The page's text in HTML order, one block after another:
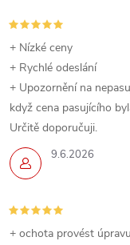
ý
p
i
s
u
9.6.2026
+ Nízké ceny
+ Rychlé odeslání
+ Upozornění na
když cena pasujícího
Určitě doporučuji.
+ ochota provést